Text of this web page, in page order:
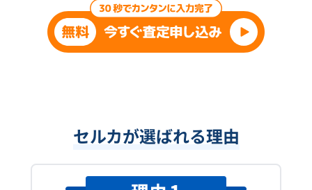
セルカが選ばれる理由